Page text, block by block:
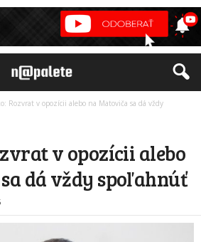
Rozvrat v opozícii alebo na Matoviča sa dá vždy
v opozícii alebo
dá vždy spoľahnúť